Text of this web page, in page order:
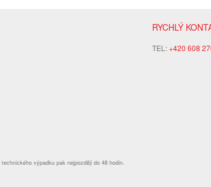
RYCHLÝ
TEL:+420 608
výpadku pak nejpozději do 48 hodin.